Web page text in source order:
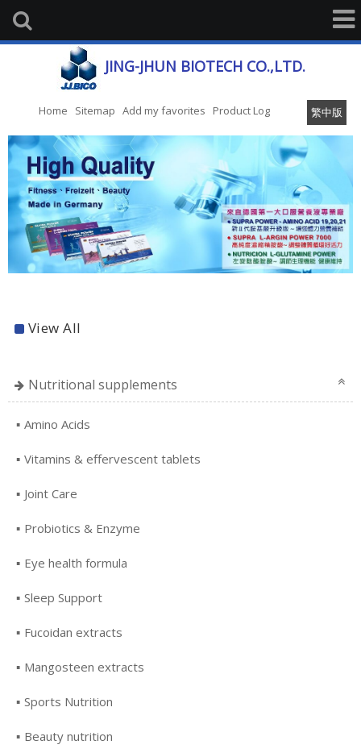
JING-JHUN BIOTECH CO.,LTD.
Home Sitemap Add my favorites 繁中版
Product Log
View All
Nutritional supplements
Amino Acids
Vitamins & effervescent tablets
Joint Care
Probiotics & Enzyme
Eye health formula
Sleep Support
Fucoidan extracts
Mangosteen extracts
Sports Nutrition
Beauty nutrition